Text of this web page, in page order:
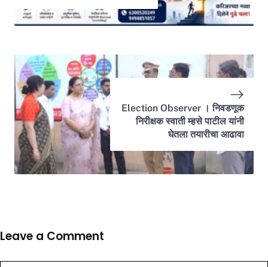
Election Observer । निवडणूक
निरीक्षक स्वाती म्हसे पाटील यांनी
घेतला तयारीचा आढावा
Leave a Comment